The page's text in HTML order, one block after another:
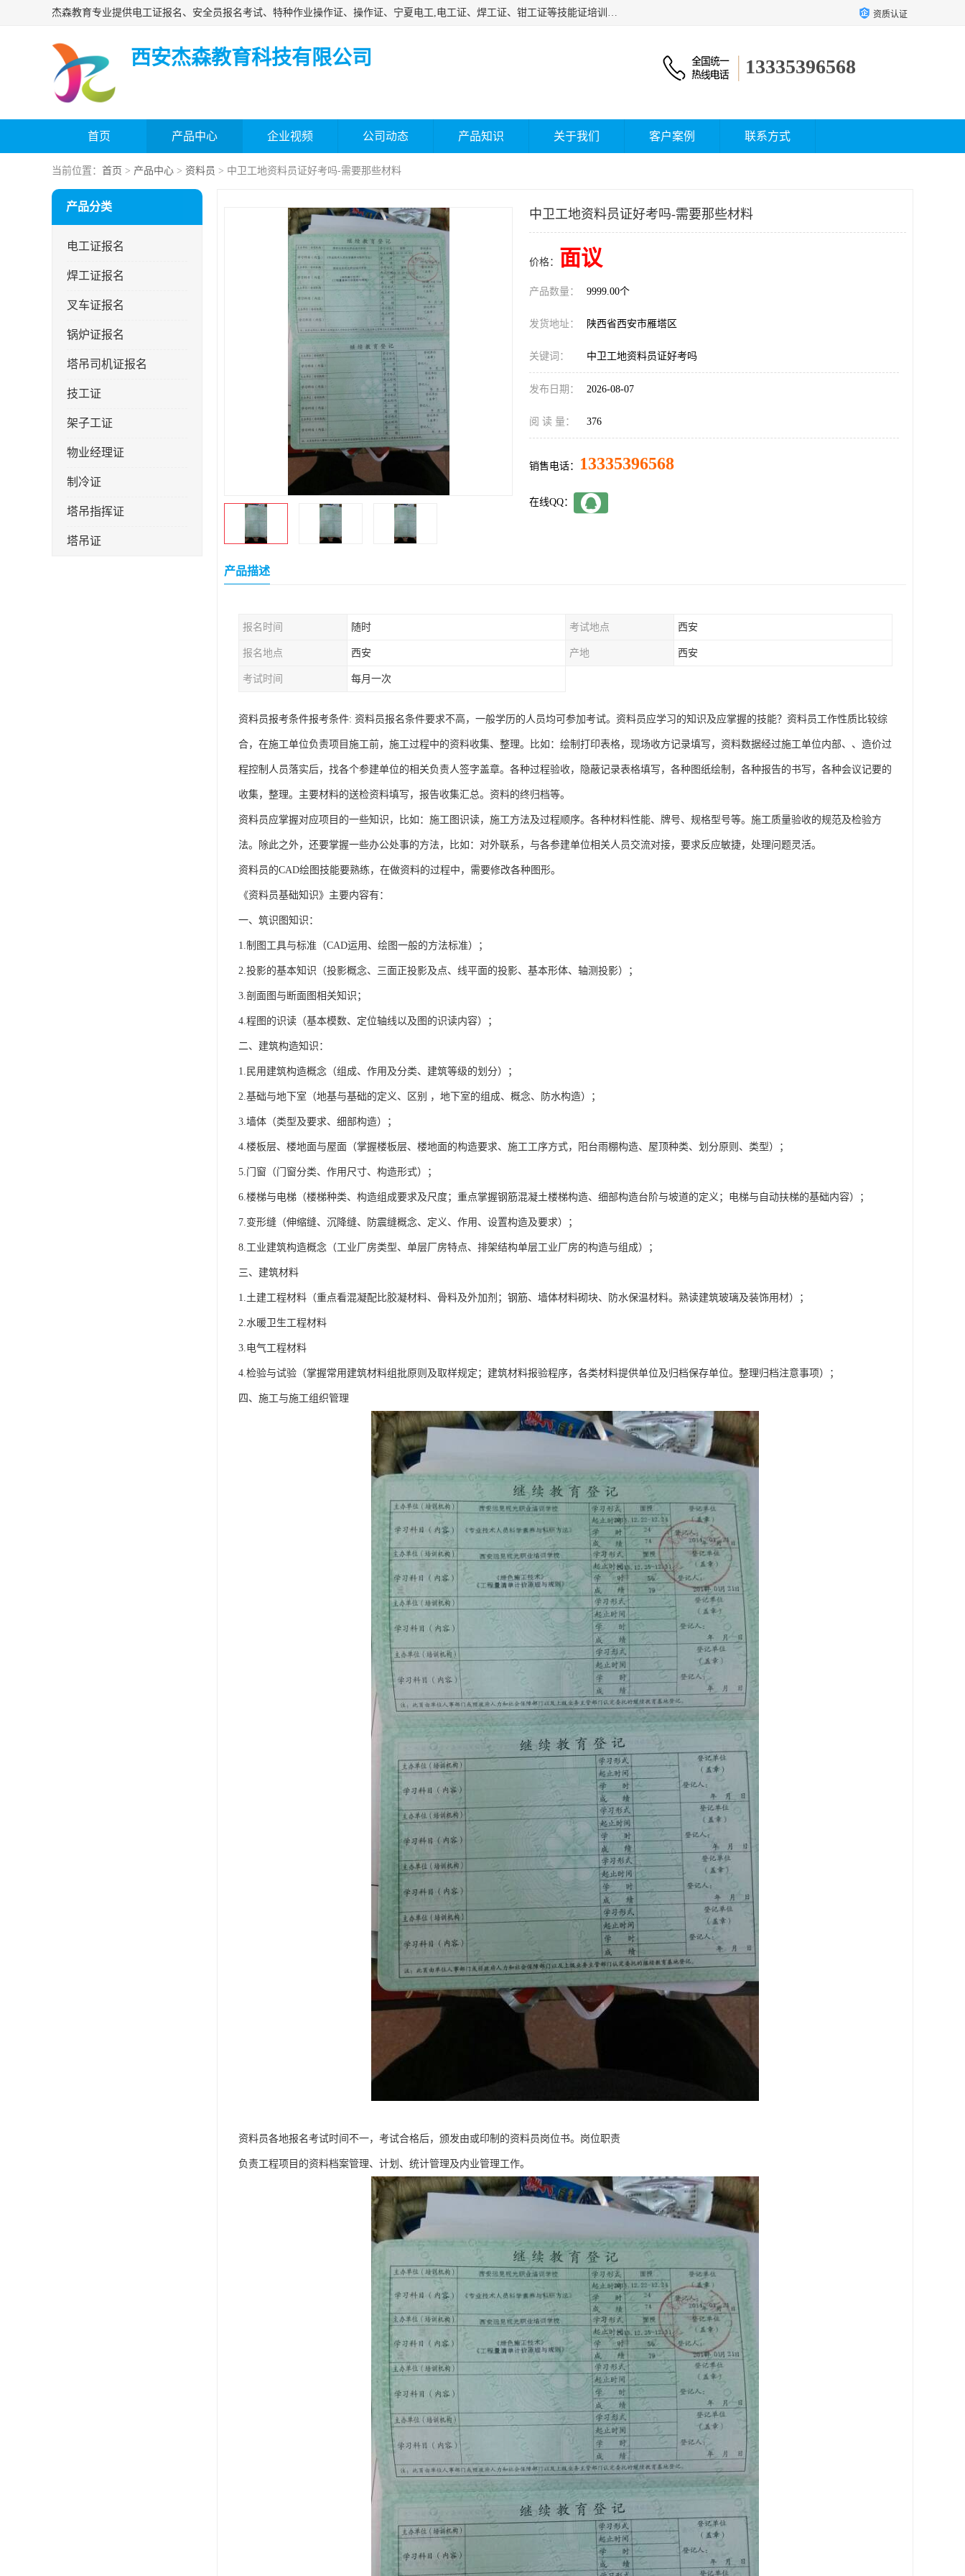
杰森教育专业提供电工证报名、安全员报名考试、特种作业操作证、操作证、宁夏电工,电工证、焊工证、钳工证等技能证培训课程。 资质认证
西安杰森教育科技有限公司 13335396568
首页 产品中心 企业视频 公司动态 产品知识 关于我们 客户案例 联系方式
当前位置： 首页 > 产品中心 > 资料员 > 中卫工地资料员证好考吗-需要那些材料
产品分类
电工证报名
焊工证报名
叉车证报名
锅炉证报名
塔吊司机证报名
技工证
架子工证
物业经理证
制冷证
塔吊指挥证
塔吊证
中卫工地资料员证好考吗-需要那些材料
价格： 面议
产品数量： 9999.00个
发货地址： 陕西省西安市雁塔区
关键词： 中卫工地资料员证好考吗
发布日期： 2026-08-07
阅 读 量： 376
销售电话： 13335396568
在线QQ：
产品描述
报名时间 随时 考试地点 西安
报名地点 西安 产地 西安
考试时间 每月一次
资料员报考条件报考条件: 资料员报名条件要求不高，一般学历的人员均可参加考试。资料员应学习的知识及应掌握的技能？资料员工作性质比较综
合，在施工单位负责项目施工前，施工过程中的资料收集、整理。比如：绘制打印表格，现场收方记录填写，资料数据经过施工单位内部、、造价过
程控制人员落实后，找各个参建单位的相关负责人签字盖章。各种过程验收，隐蔽记录表格填写，各种图纸绘制，各种报告的书写，各种会议记要的
收集，整理。主要材料的送检资料填写，报告收集汇总。资料的终归档等。
资料员应掌握对应项目的一些知识，比如：施工图识读，施工方法及过程顺序。各种材料性能、牌号、规格型号等。施工质量验收的规范及检验方
法。除此之外，还要掌握一些办公处事的方法，比如：对外联系，与各参建单位相关人员交流对接，要求反应敏捷，处理问题灵活。
资料员的CAD绘图技能要熟练，在做资料的过程中，需要修改各种图形。
《资料员基础知识》主要内容有：
一、筑识图知识：
1.制图工具与标准（CAD运用、绘图一般的方法标准）；
2.投影的基本知识（投影概念、三面正投影及点、线平面的投影、基本形体、轴测投影）；
3.剖面图与断面图相关知识；
4.程图的识读（基本模数、定位轴线以及图的识读内容）；
二、建筑构造知识：
1.民用建筑构造概念（组成、作用及分类、建筑等级的划分）；
2.基础与地下室（地基与基础的定义、区别 ，地下室的组成、概念、防水构造）；
3.墙体（类型及要求、细部构造）；
4.楼板层、楼地面与屋面（掌握楼板层、楼地面的构造要求、施工工序方式，阳台雨棚构造、屋顶种类、划分原则、类型）；
5.门窗（门窗分类、作用尺寸、构造形式）；
6.楼梯与电梯（楼梯种类、构造组成要求及尺度；重点掌握钢筋混凝土楼梯构造、细部构造台阶与坡道的定义；电梯与自动扶梯的基础内容）；
7.变形缝（伸缩缝、沉降缝、防震缝概念、定义、作用、设置构造及要求）；
8.工业建筑构造概念（工业厂房类型、单层厂房特点、排架结构单层工业厂房的构造与组成）；
三、建筑材料
1.土建工程材料（重点看混凝配比胶凝材料、骨料及外加剂；钢筋、墙体材料砌块、防水保温材料。熟读建筑玻璃及装饰用材）；
2.水暖卫生工程材料
3.电气工程材料
4.检验与试验（掌握常用建筑材料组批原则及取样规定；建筑材料报验程序，各类材料提供单位及归档保存单位。整理归档注意事项）；
四、施工与施工组织管理
资料员各地报名考试时间不一，考试合格后，颁发由或印制的资料员岗位书。岗位职责
负责工程项目的资料档案管理、计划、统计管理及内业管理工作。